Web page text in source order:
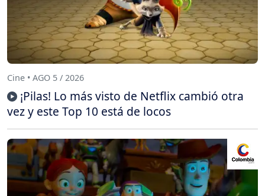
Cine • AGO 5 / 2026
¡Pilas! Lo más visto de Netflix cambió otra
vez y este Top 10 está de locos